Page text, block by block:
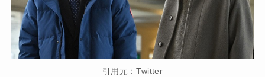
引用元：Twitter